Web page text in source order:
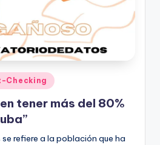
Checking
tener más del 80%
refiere a la población que ha